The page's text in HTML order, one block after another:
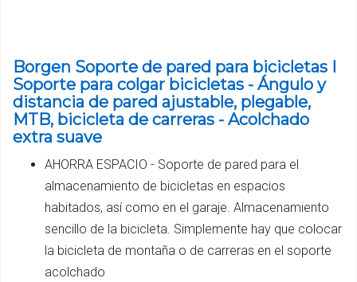
Borgen Soporte de pared para bicicletas I
Soporte para colgar bicicletas - Ángulo y
distancia de pared ajustable, plegable,
MTB, bicicleta de carreras - Acolchado
extra suave
AHORRA ESPACIO - Soporte de pared para el
almacenamiento de bicicletas en espacios
habitados, así como en el garaje. Almacenamiento
sencillo de la bicicleta. Simplemente hay que colocar
la bicicleta de montaña o de carreras en el soporte
acolchado